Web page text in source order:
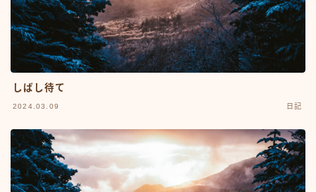
しばし待て
2024.03.09 日記